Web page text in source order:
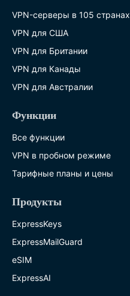
VPN-серверы в 105 странах
VPN для США
VPN для Британии
VPN для Канады
VPN для Австралии
Функции
Все функции
VPN в пробном режиме
Тарифные планы и цены
Продукты
ExpressKeys
ExpressMailGuard
eSIM
ExpressAI